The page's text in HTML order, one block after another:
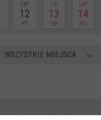
LIP
12
PT
LIP
13
SB
LIP
14
ND
WSZYSTKIE MIEJSCA